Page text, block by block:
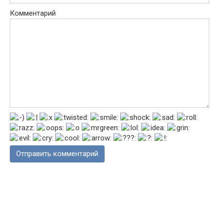
Комментарий